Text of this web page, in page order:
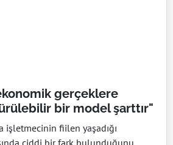
gerçeklere
bir model şarttır"
işletmecinin fiilen yaşadığı